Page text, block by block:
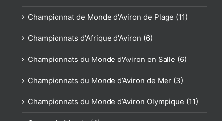
Championnat de Monde d'Aviron de Plage (11)
Championnats d'Afrique d'Aviron (6)
Championnats du Monde d'Aviron en Salle (6)
Championnats du Monde d’Aviron de Mer (3)
Championnats du Monde d’Aviron Olympique (11)